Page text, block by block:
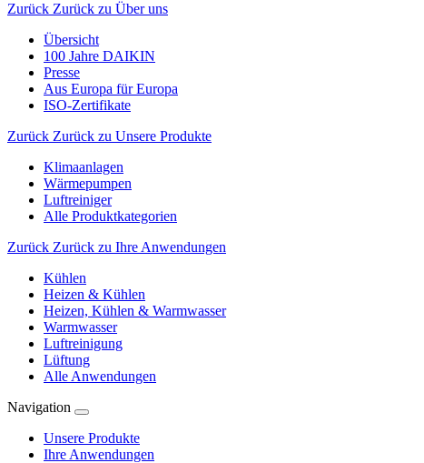
Zurück Zurück zu Über uns
Übersicht
100 Jahre DAIKIN
Presse
Aus Europa für Europa
ISO-Zertifikate
Zurück Zurück zu Unsere Produkte
Klimaanlagen
Wärmepumpen
Luftreiniger
Alle Produktkategorien
Zurück Zurück zu Ihre Anwendungen
Kühlen
Heizen & Kühlen
Heizen, Kühlen & Warmwasser
Warmwasser
Luftreinigung
Lüftung
Alle Anwendungen
Navigation
Unsere Produkte
Ihre Anwendungen